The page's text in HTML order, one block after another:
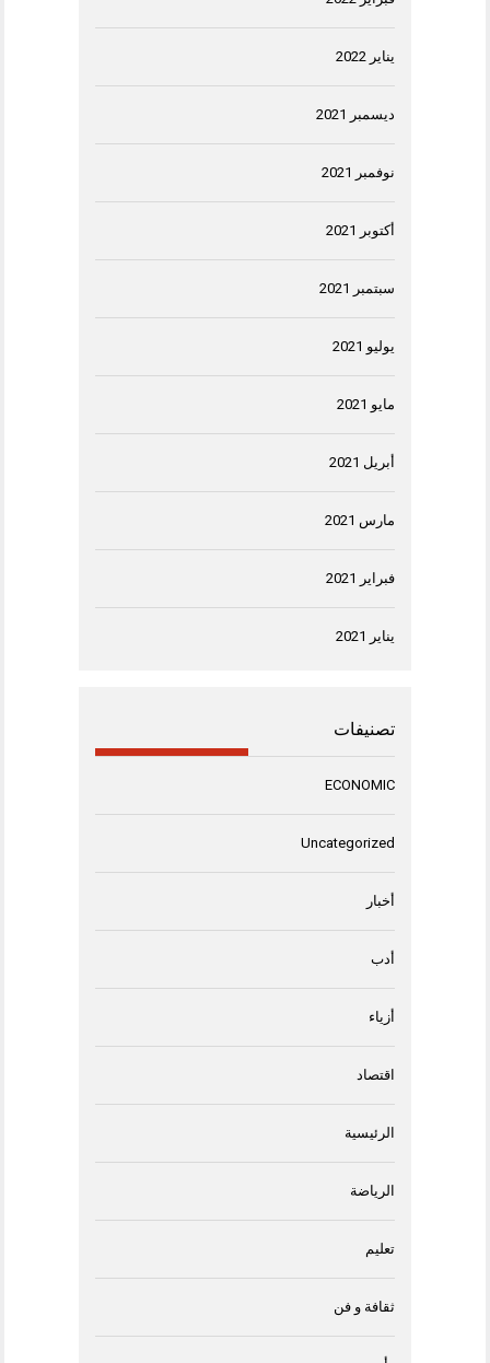
يناير 2022
ديسمبر 2021
نوفمبر 2021
أكتوبر 2021
سبتمبر 2021
يوليو 2021
مايو 2021
أبريل 2021
مارس 2021
فبراير 2021
يناير 2021
تصنيفات
ECONOMIC
Uncategorized
أخبار
أدب
أزياء
اقتصاد
الرئيسية
الرياضة
تعليم
ثقافة و فن